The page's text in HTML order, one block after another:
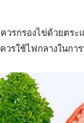
ควรกรองไข่ด้วยต
วรใช้ไฟกลางในกา